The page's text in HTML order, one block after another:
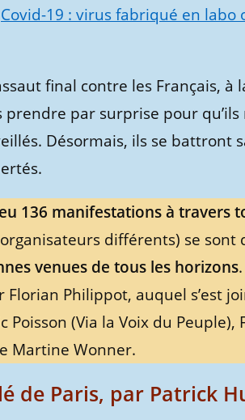
Covid-19 : virus fabriqué en
final contre les Français,
prendre par surprise pour
Désormais, ils se battront
136 manifestations à travers
différents) se
venues de tous les horizons
Florian Philippot, auquel s’est
Poisson (Via la Voix du
Martine Wonner.
de Paris, par Patrick